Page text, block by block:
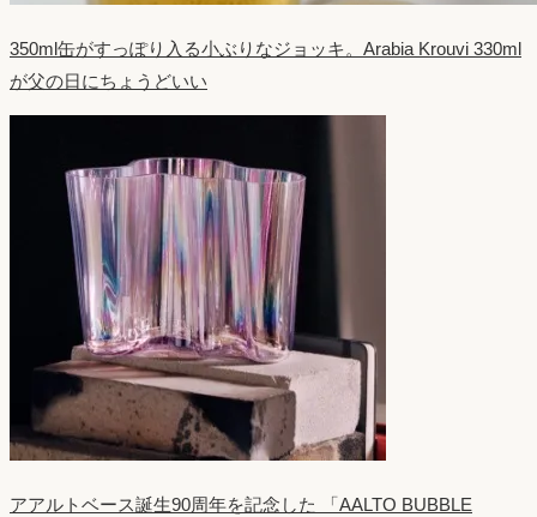
350ml缶がすっぽり入る小ぶりなジョッキ。Arabia Krouvi 330ml
が父の日にちょうどいい
アアルトベース誕生90周年を記念した 「AALTO BUBBLE